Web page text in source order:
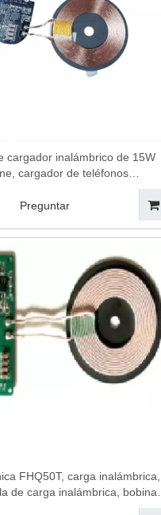
cargador inalámbrico de 15W
cargador de teléfonos
bobinas de carga
módulo de carga inalámbrica,
bobina de transmisión,
de carga inalámbrica
Preguntar
FHQ50T, carga inalámbrica,
de carga inalámbrica, bobinas
módulo de carga